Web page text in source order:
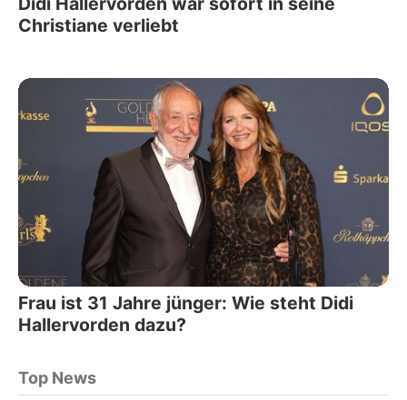
Christiane verliebt
Frau ist 31 Jahre jünger: Wie steht Didi
Hallervorden dazu?
Top News